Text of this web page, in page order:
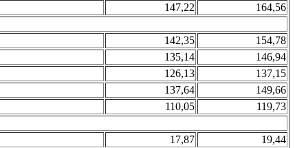
147,22
164,56
142,35
154,78
135,14
146,94
126,13
137,15
137,64
149,66
110,05
119,73
17,87 19,44